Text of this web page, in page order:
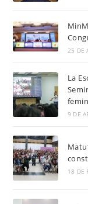
25 DE
La
9 DE
18 DE